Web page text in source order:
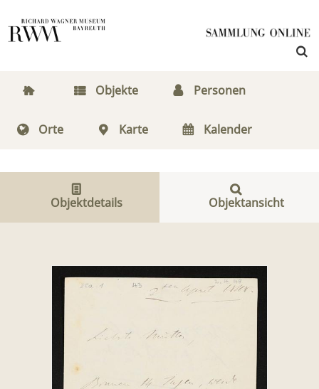
Objekte Personen
Orte Karte Kalender
Objektdetails Objektansicht